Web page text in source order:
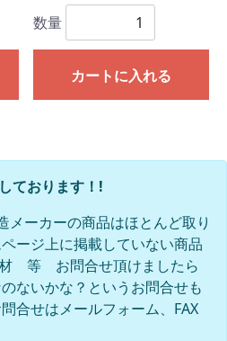
数量
カートに入れる
ております！!
ーカーの商品はほとんど取り
ージ上に掲載していない商品
等 お問合せ頂けましたら
ないかな？というお問合せも
合せはメールフォーム、FAX